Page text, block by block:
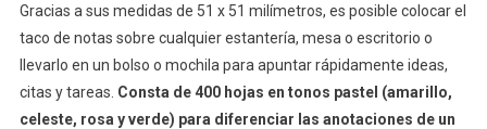
Gracias a sus medidas de 51 x 51 milímetros, es posible colocar el
taco de notas sobre cualquier estantería, mesa o escritorio o
llevarlo en un bolso o mochila para apuntar rápidamente ideas,
citas y tareas. Consta de 400 hojas en tonos pastel (amarillo,
celeste, rosa y verde) para diferenciar las anotaciones de un